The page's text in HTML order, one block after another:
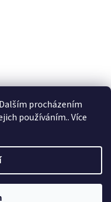
procházením
používáním.. Více
. Všechna práva vyhrazena.